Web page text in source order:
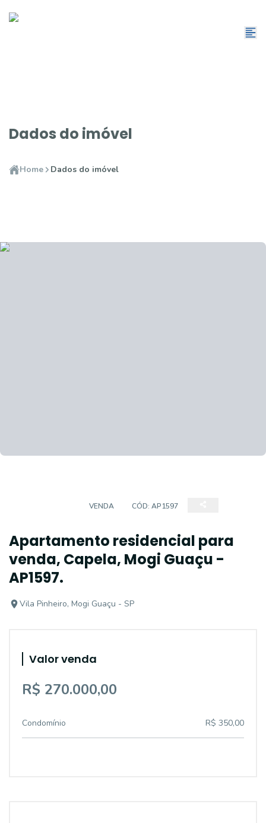
Dados do imóvel
Home Dados do imóvel
VENDA CÓD: AP1597
Apartamento residencial para
venda, Capela, Mogi Guaçu -
AP1597.
Vila Pinheiro, Mogi Guaçu - SP
Valor venda
R$ 270.000,00
Condomínio R$ 350,00